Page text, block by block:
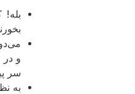
بله!
و در
سر
به